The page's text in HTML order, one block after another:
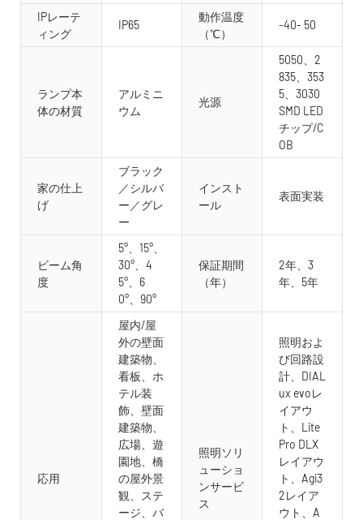
IPレーテ
ィング
IP65
動作温度
（℃）
-40- 50
ランプ本
体の材質
アルミニ
ウム
光源
5050、2
835、353
5、3030
SMD LED
チップ/C
OB
家の仕上
げ
ブラック
／シルバ
ー／グレ
ー
インスト
ール
表面実装
ビーム角
度
5°、15°、
30°、4
5°、6
0°、90°
保証期間
（年）
2年、3
年、5年
応用
屋内/屋
外の壁面
建築物、
看板、ホ
テル装
飾、壁面
建築物、
広場、遊
園地、橋
の屋外景
観、ステ
ージ、バ
照明ソリ
ューショ
ンサービ
ス
照明およ
び回路設
計、DIAL
ux evoレ
イアウ
ト、Lite
Pro DLX
レイアウ
ト、Agi3
2レイア
ウト、A